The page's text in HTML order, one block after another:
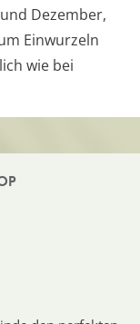
Dezember,
Einwurzeln
wie bei